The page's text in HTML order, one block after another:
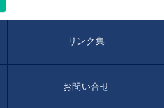
リンク集
お問い合せ